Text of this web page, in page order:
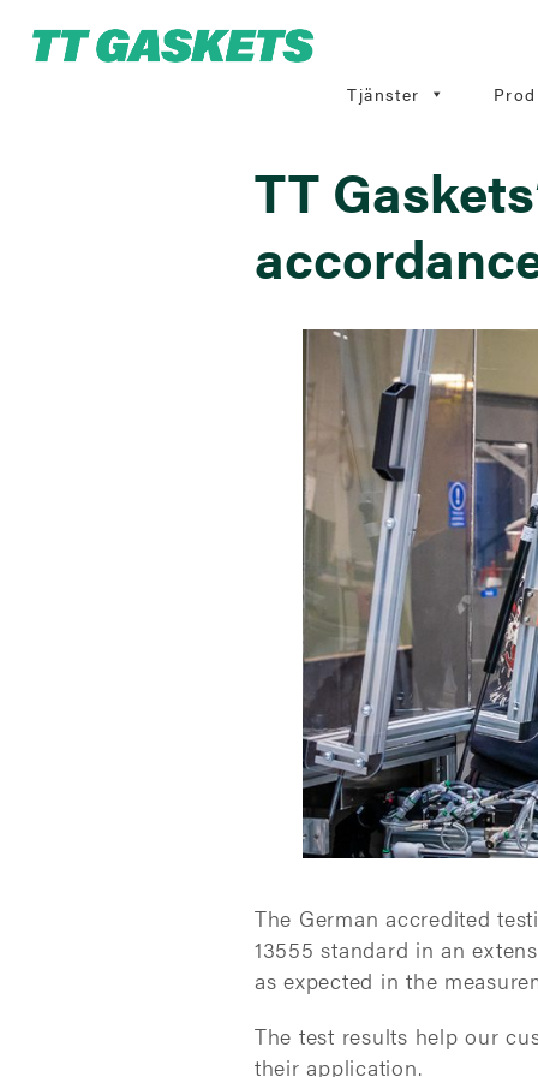
Tjänster
TT
The German accredited
13555 standard in an
as expected in the
The test results help our
their application.